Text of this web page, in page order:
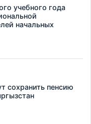
учебного года
начальных
сохранить пенсию